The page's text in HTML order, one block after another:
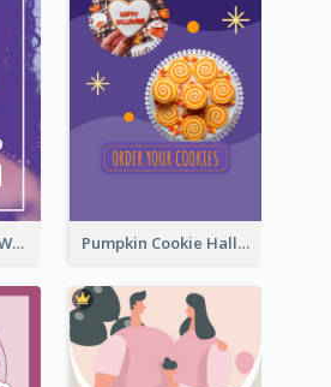
Creative Imagery Workshop Instagram Stories Pumpkin Cookie Halloween Promote Instagram Story